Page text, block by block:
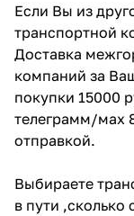
Если Вы из
транспортной
Доставка
компаний за
покупки 15000
телеграмм/мах
отправкой.
Выбираете
в пути ,сколько